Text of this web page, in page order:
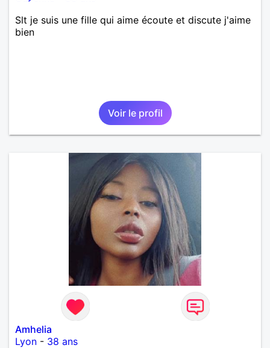
Slt je suis une fille qui aime écoute et discute j'aime
bien
Voir le profil
Amhelia
Lyon - 38 ans